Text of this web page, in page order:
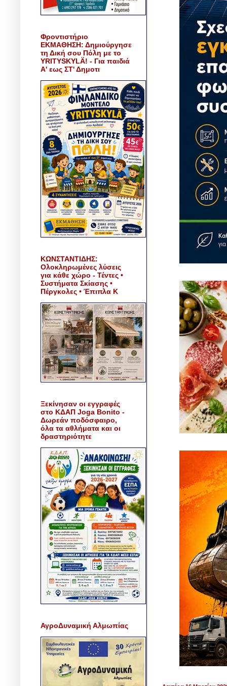
Φροντιστήριο
ΕΚΜΑΘΗΣΗ: Δημιούργησε
τη Δική σου Πόλη με το
YRITYSKYLÄ! - Για παιδιά
Α' εως ΣΤ' Δημοτι
ΚΩΝΣΤΑΝΤΙΔΗΣ:
Ολοκληρωμένες λύσεις
για κάθε χώρο - Τέντες •
Συστήματα Σκίασης •
Πέργκολες • Έπιπλα Κ
Ξεκίνησαν οι εγγραφές
στο ΚΔΑΠ Joga Bonito -
Δωρεάν ποδόσφαιρο,
όλα τα αθλήματα και οι
δραστηριότητε
ΑγροΔυναμική Αλμωπίας